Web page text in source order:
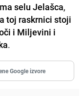
selu Jelašca,
toj raskrnici stoji
i Miljevini i
.
Google izvore